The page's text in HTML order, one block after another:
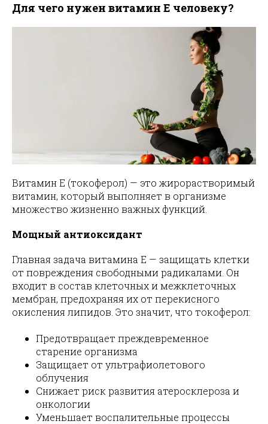
Для чего нужен витамин E человеку?
Витамин E (токоферол) — это жирорастворимый
витамин, который выполняет в организме
множество жизненно важных функций.
Мощный антиоксидант
Главная задача витамина E — защищать клетки
от повреждения свободными радикалами. Он
входит в состав клеточных и межклеточных
мембран, предохраняя их от перекисного
окисления липидов. Это значит, что токоферол:
Предотвращает преждевременное
старение организма
Защищает от ультрафиолетового
облучения
Снижает риск развития атеросклероза и
онкологии
Уменьшает воспалительные процессы